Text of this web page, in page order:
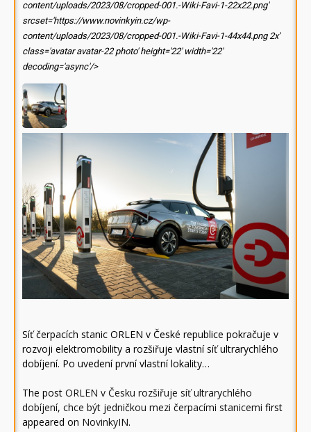
content/uploads/2023/08/cropped-001.-Wiki-Favi-1-22x22.png'
srcset='https://www.novinkyin.cz/wp-
content/uploads/2023/08/cropped-001.-Wiki-Favi-1-44x44.png 2x'
class='avatar avatar-22 photo' height='22' width='22'
decoding='async'/>
Síť čerpacích stanic ORLEN v České republice pokračuje v
rozvoji elektromobility a rozšiřuje vlastní síť ultrarychlého
dobíjení. Po uvedení první vlastní lokality…
The post ORLEN v Česku rozšiřuje síť ultrarychlého
dobíjení, chce být jedničkou mezi čerpacími stanicemi first
appeared on NovinkyIN.